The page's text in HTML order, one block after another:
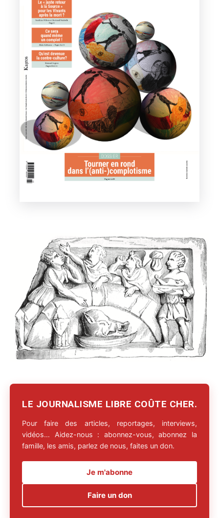
LE JOURNALISME LIBRE COÛTE CHER.
Pour faire des articles, reportages, interviews,
vidéos… Aidez-nous : abonnez-vous, abonnez la
famille, les amis, parlez de nous, faites un don.
Je m'abonne
Faire un don